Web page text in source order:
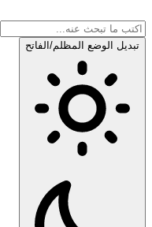
تبديل الوضع المظلم/الفاتح